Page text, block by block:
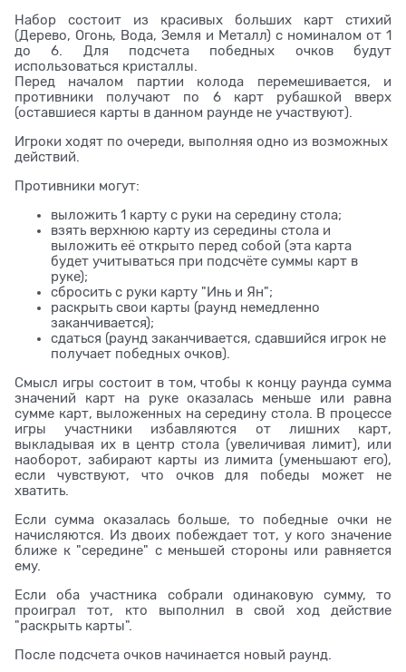
Набор состоит из красивых больших карт стихий
(Дерево, Огонь, Вода, Земля и Металл) с номиналом от 1
до 6. Для подсчета победных очков будут
использоваться кристаллы.
Перед началом партии колода перемешивается, и
противники получают по 6 карт рубашкой вверх
(оставшиеся карты в данном раунде не участвуют).
Игроки ходят по очереди, выполняя одно из возможных
действий.
Противники могут:
выложить 1 карту с руки на середину стола;
взять верхнюю карту из середины стола и
выложить её открыто перед собой (эта карта
будет учитываться при подсчёте суммы карт в
руке);
сбросить с руки карту "Инь и Ян";
раскрыть свои карты (раунд немедленно
заканчивается);
сдаться (раунд заканчивается, сдавшийся игрок не
получает победных очков).
Смысл игры состоит в том, чтобы к концу раунда сумма
значений карт на руке оказалась меньше или равна
сумме карт, выложенных на середину стола. В процессе
игры участники избавляются от лишних карт,
выкладывая их в центр стола (увеличивая лимит), или
наоборот, забирают карты из лимита (уменьшают его),
если чувствуют, что очков для победы может не
хватить.
Если сумма оказалась больше, то победные очки не
начисляются. Из двоих побеждает тот, у кого значение
ближе к "середине" с меньшей стороны или равняется
ему.
Если оба участника собрали одинаковую сумму, то
проиграл тот, кто выполнил в свой ход действие
"раскрыть карты".
После подсчета очков начинается новый раунд.